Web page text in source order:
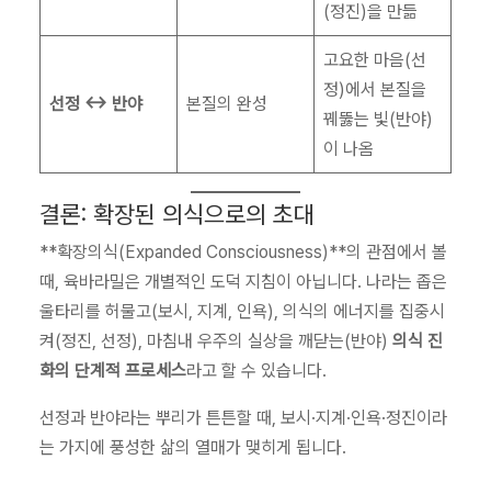
(정진)을 만듦
선정 ↔ 반야 본질의 완성
고요한 마음(선
정)에서 본질을
꿰뚫는 빛(반야)
이 나옴
결론: 확장된 의식으로의 초대
**확장의식(Expanded Consciousness)**의 관점에서 볼
때, 육바라밀은 개별적인 도덕 지침이 아닙니다. 나라는 좁은
울타리를 허물고(보시, 지계, 인욕), 의식의 에너지를 집중시
켜(정진, 선정), 마침내 우주의 실상을 깨닫는(반야) 의식 진
화의 단계적 프로세스라고 할 수 있습니다.
선정과 반야라는 뿌리가 튼튼할 때, 보시·지계·인욕·정진이라
는 가지에 풍성한 삶의 열매가 맺히게 됩니다.